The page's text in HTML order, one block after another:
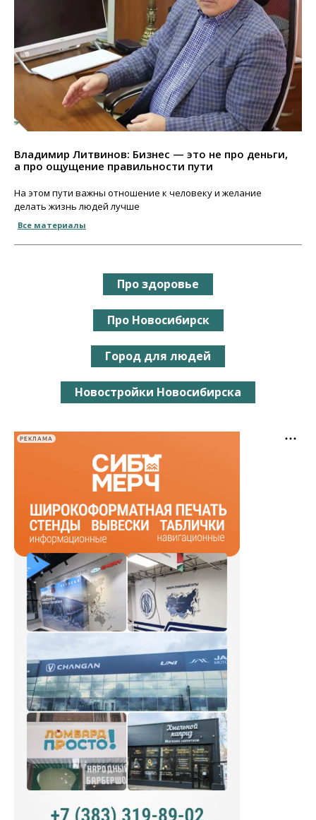
Владимир Литвинов: Бизнес — это не про деньги,
а про ощущение правильности пути
На этом пути важны отношение к человеку и желание
делать жизнь людей лучше
Все материалы
Про здоровье
Про Новосибирск
Город для людей
Новостройки Новосибирска
РЕКЛАМА